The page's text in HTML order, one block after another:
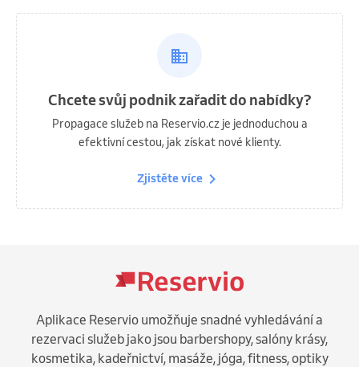
Chcete svůj podnik zařadit do nabídky?
Propagace služeb na Reservio.cz je jednoduchou a
efektivní cestou, jak získat nové klienty.
Zjistěte více
Aplikace Reservio umožňuje snadné vyhledávání a
rezervaci služeb jako jsou barbershopy, salóny krásy,
kosmetika, kadeřnictví, masáže, jóga, fitness, optiky